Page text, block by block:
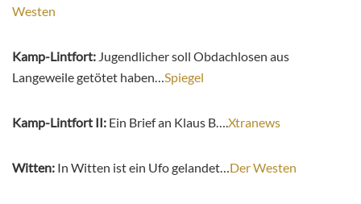
Westen
Kamp-Lintfort: Jugendlicher soll Obdachlosen aus
Langeweile getötet haben…Spiegel
Kamp-Lintfort II: Ein Brief an Klaus B….Xtranews
Witten: In Witten ist ein Ufo gelandet…Der Westen